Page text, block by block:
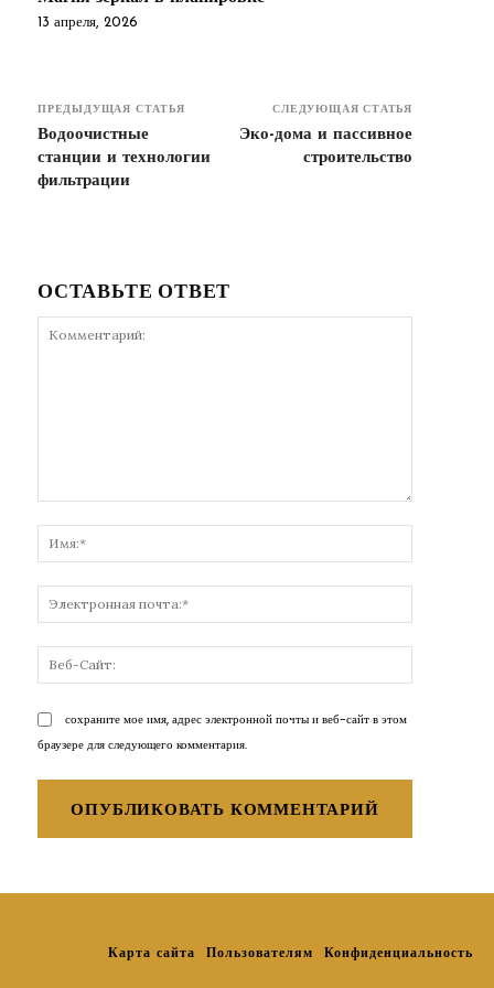
13 апреля, 2026
ПРЕДЫДУЩАЯ СТАТЬЯ
Водоочистные
станции и технологии
фильтрации
СЛЕДУЮЩАЯ СТАТЬЯ
Эко-дома и пассивное
строительство
ОСТАВЬТЕ ОТВЕТ
почта:*
Сайт:
сохраните мое имя, адрес электронной почты и веб-сайт в этом
браузере для следующего комментария.
Карта сайта Пользователям Конфиденциальность